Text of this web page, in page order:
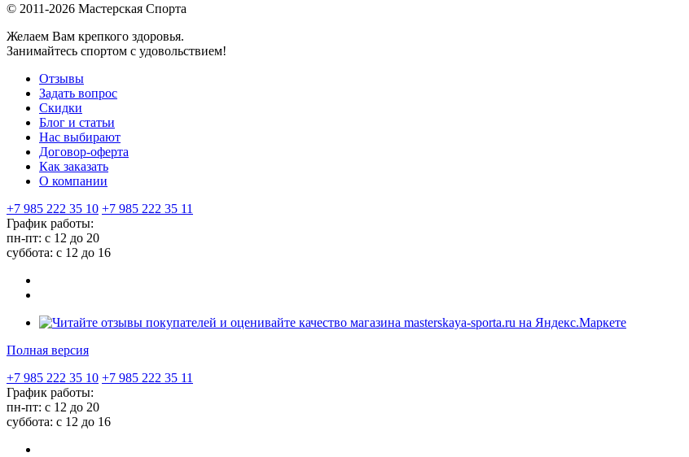
© 2011-2026 Мастерская Спорта
Желаем Вам крепкого здоровья.
Занимайтесь спортом с удовольствием!
Отзывы
Задать вопрос
Скидки
Блог и статьи
Нас выбирают
Договор-оферта
Как заказать
О компании
+7 985 222 35 10 +7 985 222 35 11
График работы:
пн-пт: с 12 до 20
суббота: c 12 до 16
Полная версия
+7 985 222 35 10 +7 985 222 35 11
График работы:
пн-пт: с 12 до 20
суббота: c 12 до 16